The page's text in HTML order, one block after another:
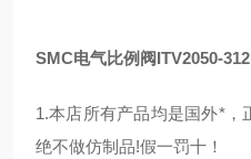
SMC电气比例阀ITV2050-
1.本店所有产品均是国外*，
绝不做仿制品!假一罚十！